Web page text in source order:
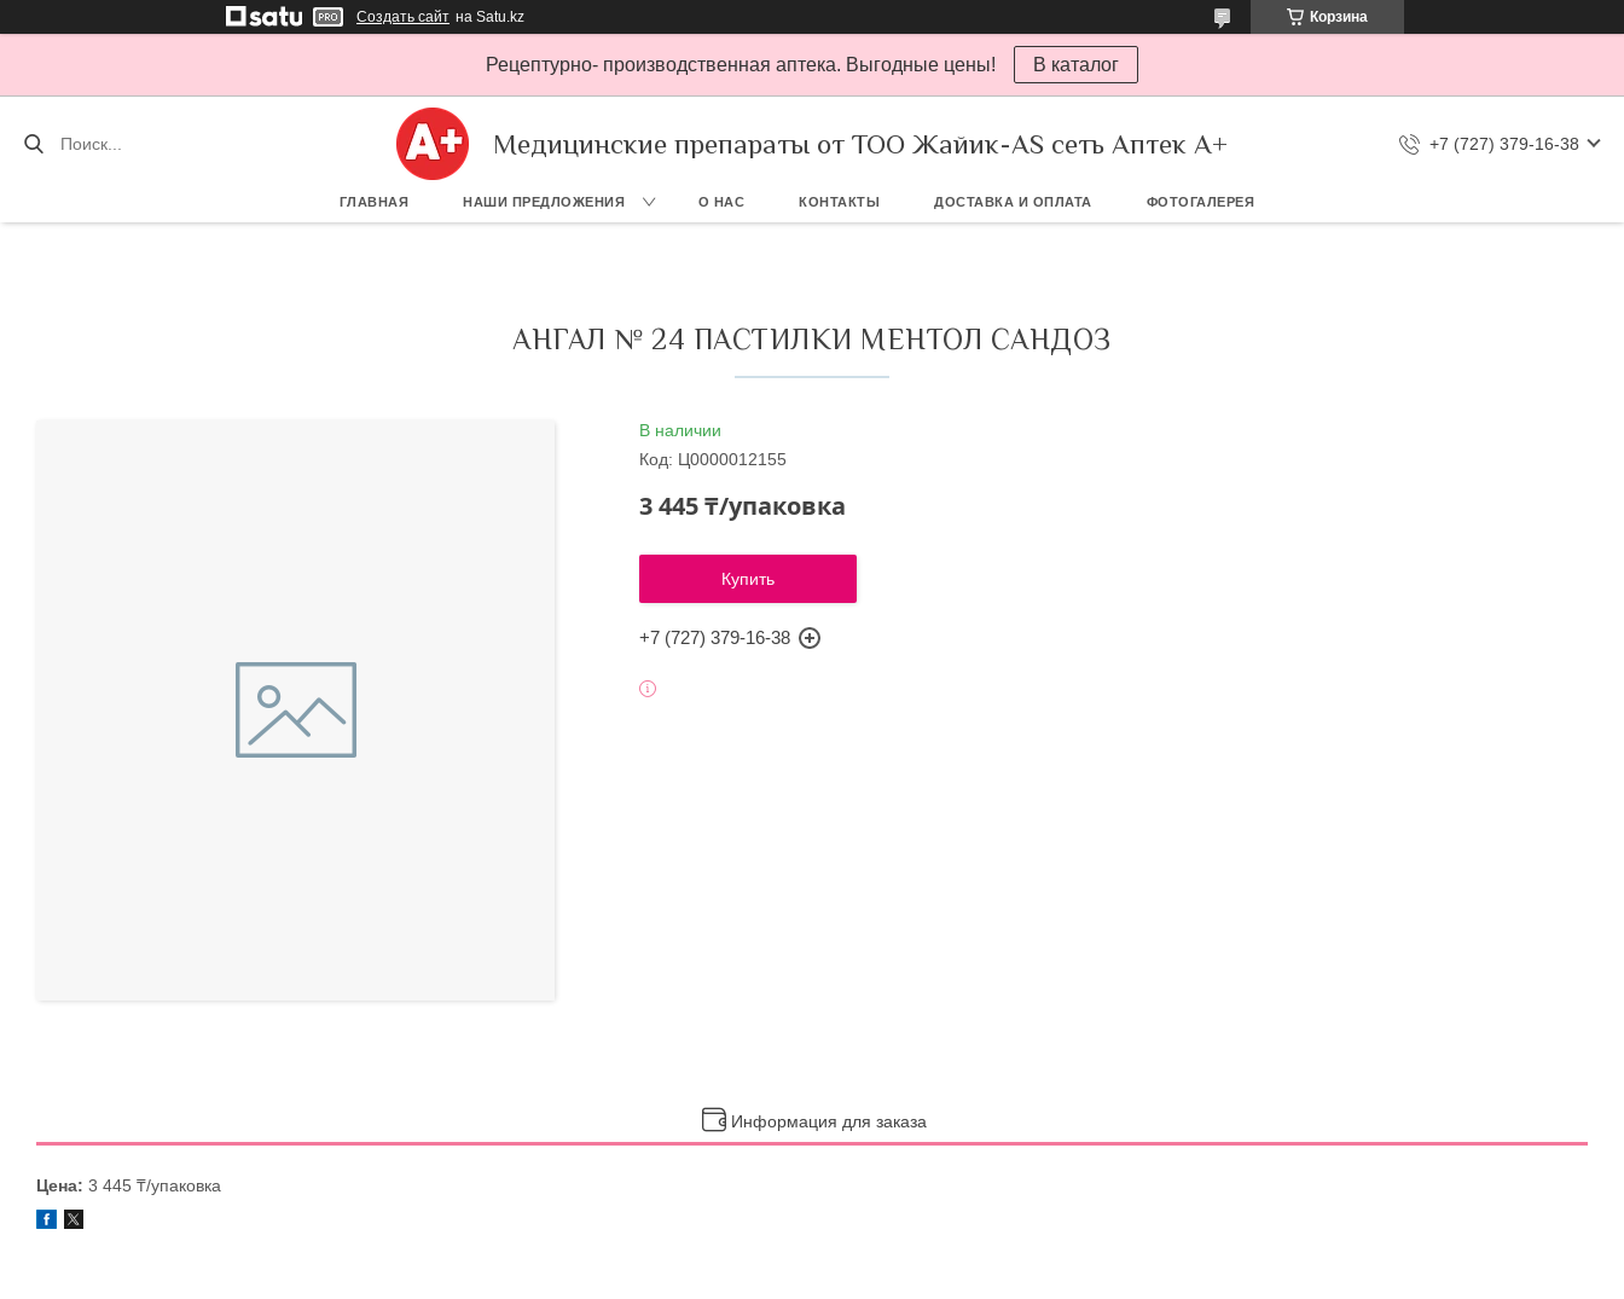
Создать сайт на Satu.kz Корзина
Рецептурно- производственная аптека. Выгодные цены! В каталог
Медицинские препараты от ТОО Жайик-AS сеть Аптек А+ +7 (727) 379-16-38
ГЛАВНАЯ НАШИ ПРЕДЛОЖЕНИЯ О НАС КОНТАКТЫ ДОСТАВКА И ОПЛАТА ФОТОГАЛЕРЕЯ
АНГАЛ № 24 ПАСТИЛКИ МЕНТОЛ САНДОЗ
В наличии
Код: Ц0000012155
3 445 ₸/упаковка
Купить
+7 (727) 379-16-38
Информация для заказа
Цена: 3 445 ₸/упаковка